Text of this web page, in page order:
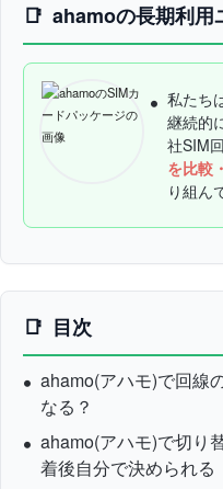
ahamoの長期利用
私たち
継続的
社SIM
を比較
り組ん
目次
ahamo(アハモ)で回線
なる？
ahamo(アハモ)で切り
着後自分で決められる